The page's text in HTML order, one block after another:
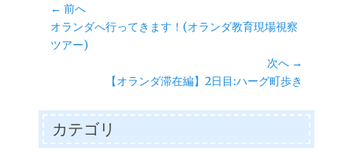
投
稿
ナ
ー
シ
← 前へ
前
の
オランダへ行ってきます！(オランダ教育現場視察
ツアー)
次へ →
投
稿:
【オランダ滞在編】2日目:ハーグ町歩き
カテゴリ